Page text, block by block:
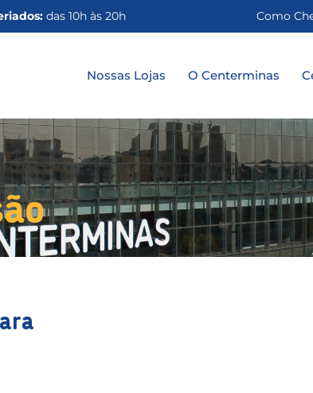
das 10h às 20h Como
Nossas Lojas O Centerminas